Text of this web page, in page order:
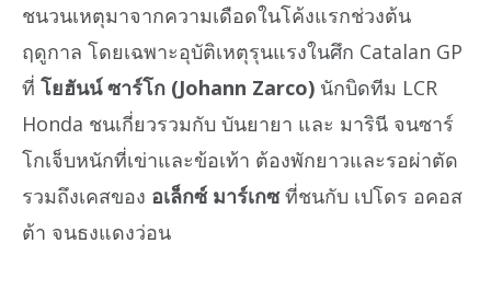
ชนวนเหตุมาจากความเดือดในโค้งแรกช่วงต้น
ฤดูกาล โดยเฉพาะอุบัติเหตุรุนแรงในศึก Catalan GP
ที่ โยฮันน์ ซาร์โก (Johann Zarco) นักบิดทีม LCR
Honda ชนเกี่ยวรวมกับ บันยายา และ มารินี จนซาร์
โกเจ็บหนักที่เข่าและข้อเท้า ต้องพักยาวและรอผ่าตัด
รวมถึงเคสของ อเล็กซ์ มาร์เกซที่ชนกับ เปโดร อคอส
ต้า จนธงแดงว่อน